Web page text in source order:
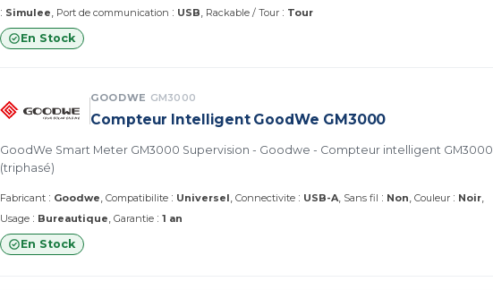
: Simulee Port de communication : USB Rackable / Tour : Tour
En Stock
GOODWE GM3000
Compteur Intelligent GoodWe GM3000
GoodWe Smart Meter GM3000 Supervision - Goodwe - Compteur intelligent GM3000
(triphasé)
Fabricant : Goodwe Compatibilite : Universel Connectivite : USB-A Sans fil : Non Couleur : Noir
Usage : Bureautique Garantie : 1 an
En Stock